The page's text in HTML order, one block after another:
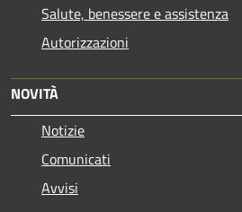
Salute, benessere e assistenza
Autorizzazioni
NOVITÀ
Notizie
Comunicati
Avvisi